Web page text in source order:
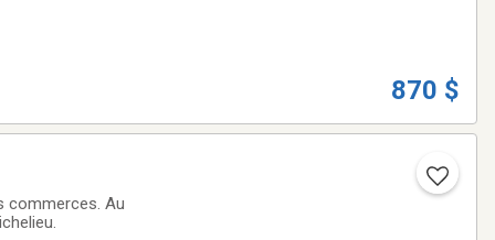
870 $
commerces. Au